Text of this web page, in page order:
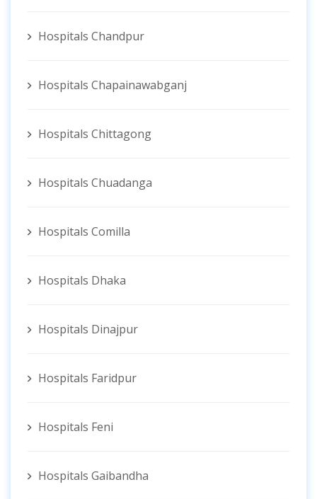
Hospitals Chandpur
Hospitals Chapainawabganj
Hospitals Chittagong
Hospitals Chuadanga
Hospitals Comilla
Hospitals Dhaka
Hospitals Dinajpur
Hospitals Faridpur
Hospitals Feni
Hospitals Gaibandha